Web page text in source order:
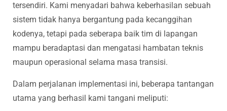
tersendiri. Kami menyadari bahwa keberhasilan sebuah
sistem tidak hanya bergantung pada kecanggihan
kodenya, tetapi pada seberapa baik tim di lapangan
mampu beradaptasi dan mengatasi hambatan teknis
maupun operasional selama masa transisi.
Dalam perjalanan implementasi ini, beberapa tantangan
utama yang berhasil kami tangani meliputi: